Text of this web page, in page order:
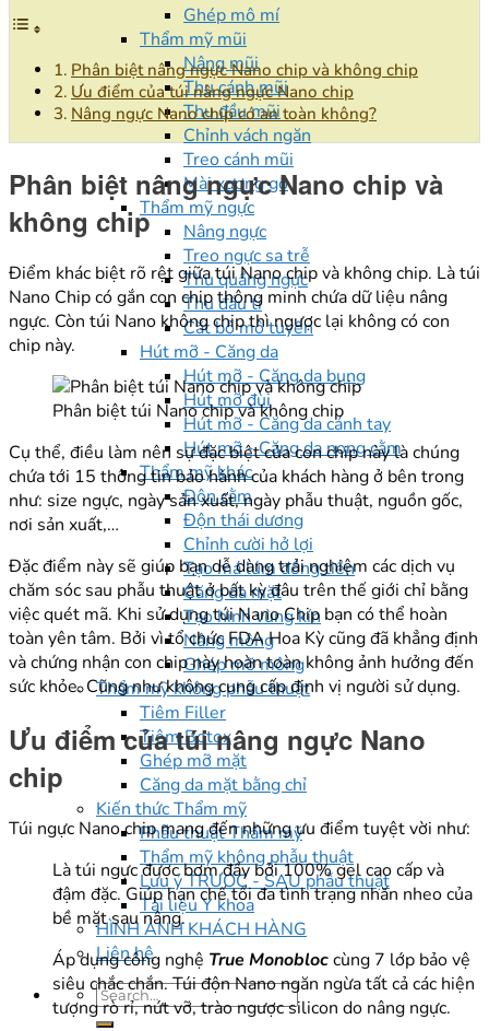
Ghép mô mí
Thẩm mỹ mũi
Nâng mũi
Thu cánh mũi
Thu đầu mũi
Chỉnh vách ngăn
Treo cánh mũi
Mài xương gồ
Thẩm mỹ ngực
Nâng ngực
Treo ngực sa trễ
Thu quầng ngực
Thu đầu ti
Cắt bỏ mô tuyến
Hút mỡ - Căng da
Hút mỡ - Căng da bụng
Hút mỡ đùi
Hút mỡ - Căng da cánh tay
Hút mỡ - Căng da nọng cằm
Thẩm mỹ khác
Độn cằm
Độn thái dương
Chỉnh cười hở lợi
Tạo má lúm đồng tiền
Căng da mặt
Tạo hình vùng kín
Nâng mông
Ghép mỡ mông
Thẩm mỹ không phẫu thuật
Tiêm Filler
Tiêm Botox
Ghép mỡ mặt
Căng da mặt bằng chỉ
Kiến thức Thẩm mỹ
Phẫu thuật Thẩm mỹ
Thẩm mỹ không phẫu thuật
Lưu ý TRƯỚC - SAU phẫu thuật
Tài liệu Y khoa
HÌNH ẢNH KHÁCH HÀNG
Liên hệ
Phân biệt nâng ngực Nano chip và không chip
Ưu điểm của túi nâng ngực Nano chip
Nâng ngực Nano chip có an toàn không?
Phân biệt nâng ngực Nano chip và
không chip
Điểm khác biệt rõ rệt giữa túi Nano chip và không chip. Là túi
Nano Chip có gắn con chip thông minh chứa dữ liệu nâng
ngực. Còn túi Nano không chip thì ngược lại không có con
chip này.
Phân biệt túi Nano chip và không chip
Cụ thể, điều làm nên sự đặc biệt của con chip này là chúng
chứa tới 15 thông tin bảo hành của khách hàng ở bên trong
như: size ngực, ngày sản xuất, ngày phẫu thuật, nguồn gốc,
nơi sản xuất,…
Đặc điểm này sẽ giúp bạn dễ dàng trải nghiệm các dịch vụ
chăm sóc sau phẫu thuật ở bất kỳ đâu trên thế giới chỉ bằng
việc quét mã. Khi sử dụng túi Nano Chip bạn có thể hoàn
toàn yên tâm. Bởi vì tổ chức FDA Hoa Kỳ cũng đã khẳng định
và chứng nhận con chip này hoàn toàn không ảnh hưởng đến
sức khỏe. Cũng như không cung cấp định vị người sử dụng.
Ưu điểm của túi nâng ngực Nano
chip
Túi ngực Nano chip mang đến những ưu điểm tuyệt vời như:
Là túi ngực được bơm đầy bởi 100% gel cao cấp và
đậm đặc. Giúp hạn chế tối đa tình trạng nhăn nheo của
bề mặt sau nâng.
Áp dụng công nghệ True Monobloccùng 7 lớp bảo vệ
siêu chắc chắn. Túi độn Nano ngăn ngừa tất cả các hiện
tượng rò rỉ, nứt vỡ, trào ngược silicon do nâng ngực.